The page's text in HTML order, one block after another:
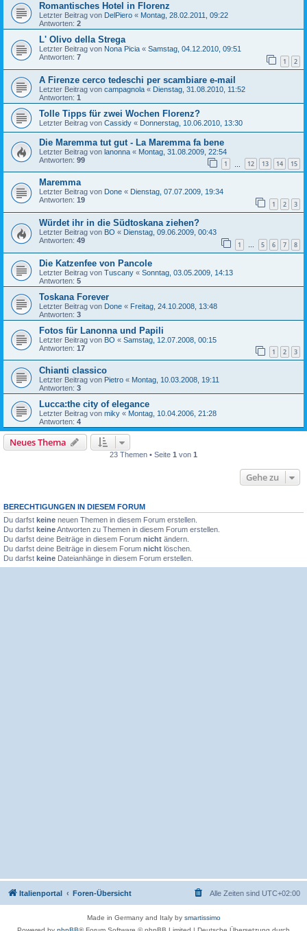
Romantisches Hotel in Florenz
Letzter Beitrag von DelPiero « Montag, 28.02.2011, 09:22
Antworten: 2
L' Olivo della Strega
Letzter Beitrag von Nona Picia « Samstag, 04.12.2010, 09:51
Antworten: 7 1 2
A Firenze cerco tedeschi per scambiare e-mail
Letzter Beitrag von campagnola « Dienstag, 31.08.2010, 11:52
Antworten: 1
Tolle Tipps für zwei Wochen Florenz?
Letzter Beitrag von Cassidy « Donnerstag, 10.06.2010, 13:30
Die Maremma tut gut - La Maremma fa bene
Letzter Beitrag von lanonna « Montag, 31.08.2009, 22:54
Antworten: 99 1 12 13 14 15
Maremma
Letzter Beitrag von Done « Dienstag, 07.07.2009, 19:34
Antworten: 19 1 2 3
Würdet ihr in die Südtoskana ziehen?
Letzter Beitrag von BO « Dienstag, 09.06.2009, 00:43
Antworten: 49 1 … 5 6 7 8
Die Katzenfee von Pancole
Letzter Beitrag von Tuscany « Sonntag, 03.05.2009, 14:13
Antworten: 5
Toskana Forever
Letzter Beitrag von Done « Freitag, 24.10.2008, 13:48
Antworten: 3
Fotos für Lanonna und Papili
Letzter Beitrag von BO « Samstag, 12.07.2008, 00:15
Antworten: 17 1 2 3
Chianti classico
Letzter Beitrag von Pietro « Montag, 10.03.2008, 19:11
Antworten: 3
Lucca:the city of elegance
Letzter Beitrag von miky « Montag, 10.04.2006, 21:28
Antworten: 4
Neues Thema
23 Themen • Seite 1 von 1
Gehe zu
BERECHTIGUNGEN IN DIESEM FORUM
Du darfst keine neuen Themen in diesem Forum erstellen.
Du darfst keineAntworten zu Themen in diesem Forum erstellen.
Du darfst deine Beiträge in diesem Forum nicht ändern.
Du darfst deine Beiträge in diesem Forum nicht löschen.
Du darfst keine Dateianhänge in diesem Forum erstellen.
Italienportal Foren-Übersicht Alle Zeiten sind UTC+02:00
Made in Germany and Italy by smartissimo